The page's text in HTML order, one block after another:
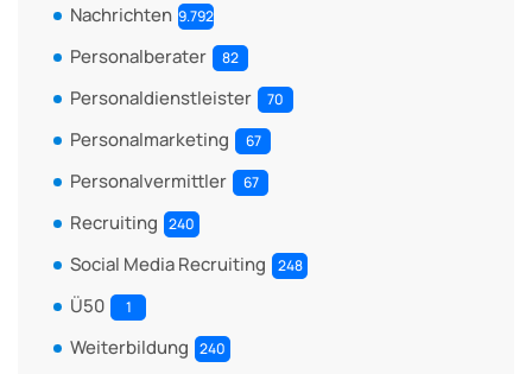
Nachrichten 9.792
Personalberater 82
Personaldienstleister 70
Personalmarketing 67
Personalvermittler 67
Recruiting 240
Social Media Recruiting 248
Ü50 1
Weiterbildung 240